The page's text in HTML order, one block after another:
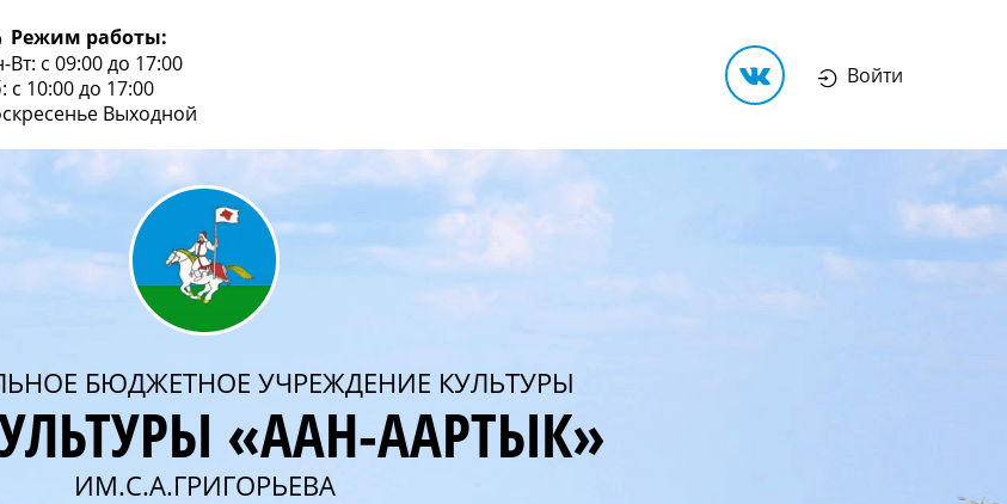
Режим работы:
Вт: с 09:00 до 17:00
с 10:00 до 17:00
Выходной
Войти
БЮДЖЕТНОЕ УЧРЕЖДЕНИЕ КУЛЬТУРЫ
«ААН-ААРТЫК»
ИМ.С.А.ГРИГОРЬЕВА